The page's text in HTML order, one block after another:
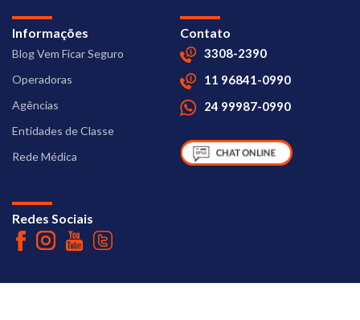
Informações
Blog Vem Ficar Seguro
Operadoras
Agências
Entidades de Classe
Rede Médica
Contato
3308-2390
11 96841-0990
24 99987-0990
Redes Sociais